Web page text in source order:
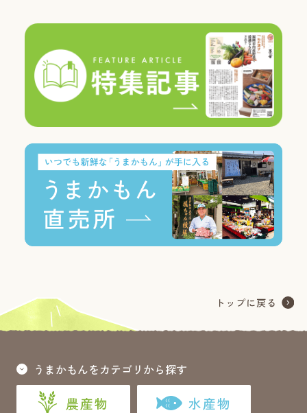
うまかもんをカテゴリから探す
農産物 水産物